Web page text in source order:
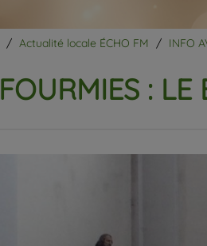
Actualité locale ÉCHO FM INFO
FOURMIES : LE